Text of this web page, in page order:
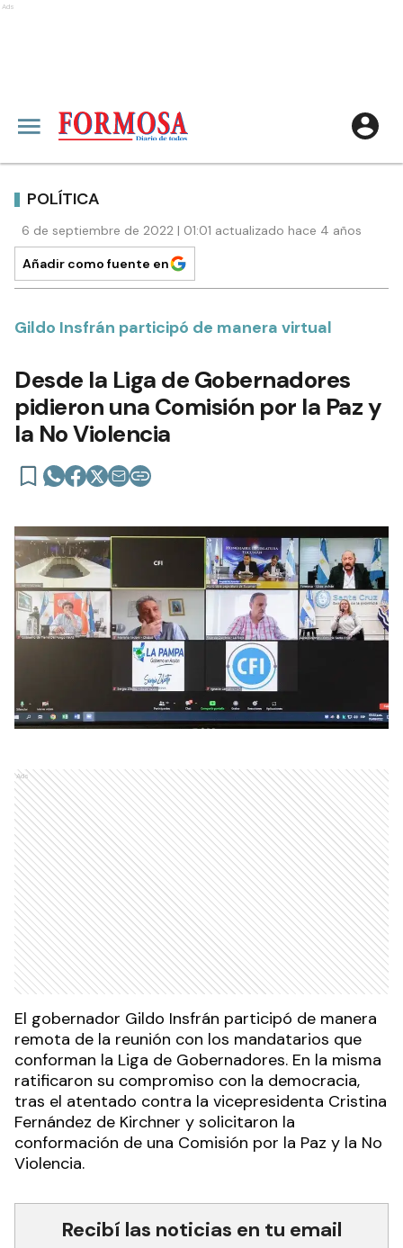
Ads
POLÍTICA
6 de septiembre de 2022 | 01:01 actualizado hace 4 años
Añadir como fuente en
Gildo Insfrán participó de manera virtual
Desde la Liga de Gobernadores
pidieron una Comisión por la Paz y
la No Violencia
Ads
El gobernador Gildo Insfrán participó de manera
remota de la reunión con los mandatarios que
conforman la Liga de Gobernadores. En la misma
ratificaron su compromiso con la democracia,
tras el atentado contra la vicepresidenta Cristina
Fernández de Kirchner y solicitaron la
conformación de una Comisión por la Paz y la No
Violencia.
Recibí las noticias en tu email